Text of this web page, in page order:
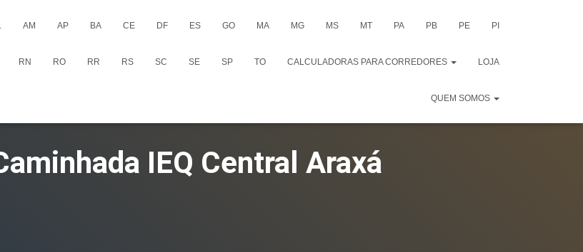
AM AP BA CE DF ES GO MA MG MS MT PA PB PE PI
RN RO RR RS SC SE SP TO CALCULADORAS PARA CORREDORES LOJA
QUEM SOMOS
IEQ Central Araxá